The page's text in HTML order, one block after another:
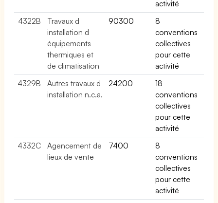
activité
4322B
Travaux d
installation d
équipements
thermiques et
de climatisation
90300
8
conventions
collectives
pour cette
activité
4329B
Autres travaux d
installation n.c.a.
24200
18
conventions
collectives
pour cette
activité
4332C
Agencement de
lieux de vente
7400
8
conventions
collectives
pour cette
activité